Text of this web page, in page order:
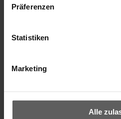
Präferenzen
Statistiken
Marketing
Alle